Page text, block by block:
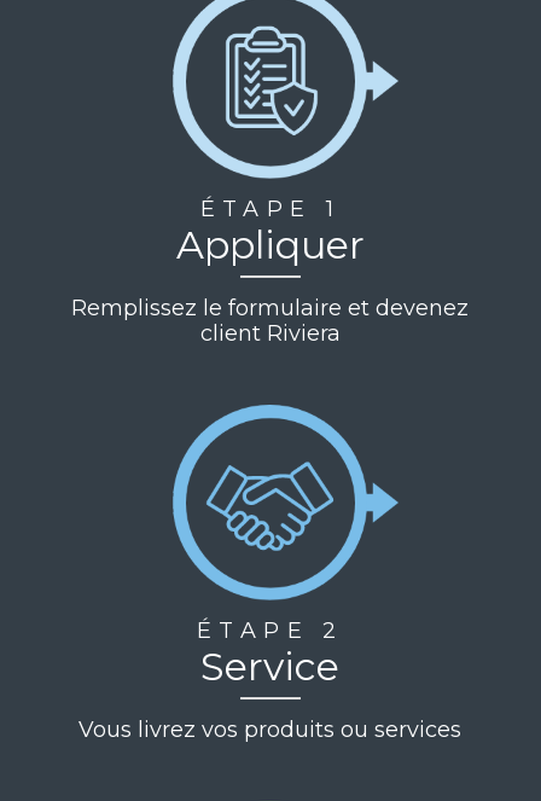
ÉTAPE 1
Appliquer
Remplissez le formulaire et devenez
client Riviera
ÉTAPE 2
Service
Vous livrez vos produits ou services